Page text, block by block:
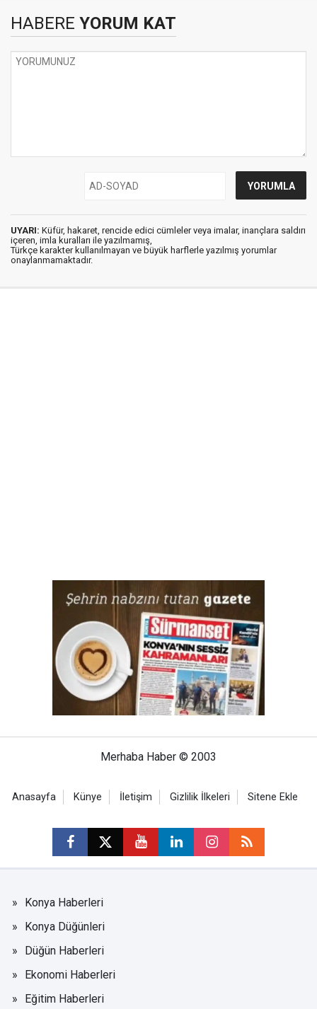
HABERE YORUM KAT
UYARI: Küfür, hakaret, rencide edici cümleler veya imalar, inançlara saldırı
içeren, imla kuralları ile yazılmamış,
Türkçe karakter kullanılmayan ve büyük harflerle yazılmış yorumlar
onaylanmamaktadır.
Merhaba Haber © 2003
Anasayfa Künye İletişim Gizlilik İlkeleri Sitene Ekle
Konya Haberleri
Konya Düğünleri
Düğün Haberleri
Ekonomi Haberleri
Eğitim Haberleri